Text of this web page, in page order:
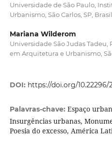
Universidade de São Paulo,
Urbanismo, São Carlos, SP, Brasil
Mariana Wilderom
Universidade São Judas
em Arquitetura e Urbanismo,
DOI: https://doi.org/10.22296/
Palavras-chave: Espaço
Insurgências urbanas,
Poesia do excesso, América